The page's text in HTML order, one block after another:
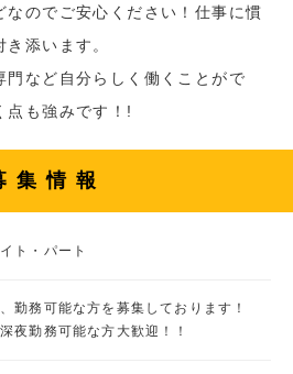
なのでご安心ください！仕事に慣
添います。
門など自分らしく働くことがで
点も強みです！!
集情報
ト・パート
勤務可能な方を募集しております！
夜勤務可能な方大歓迎！！